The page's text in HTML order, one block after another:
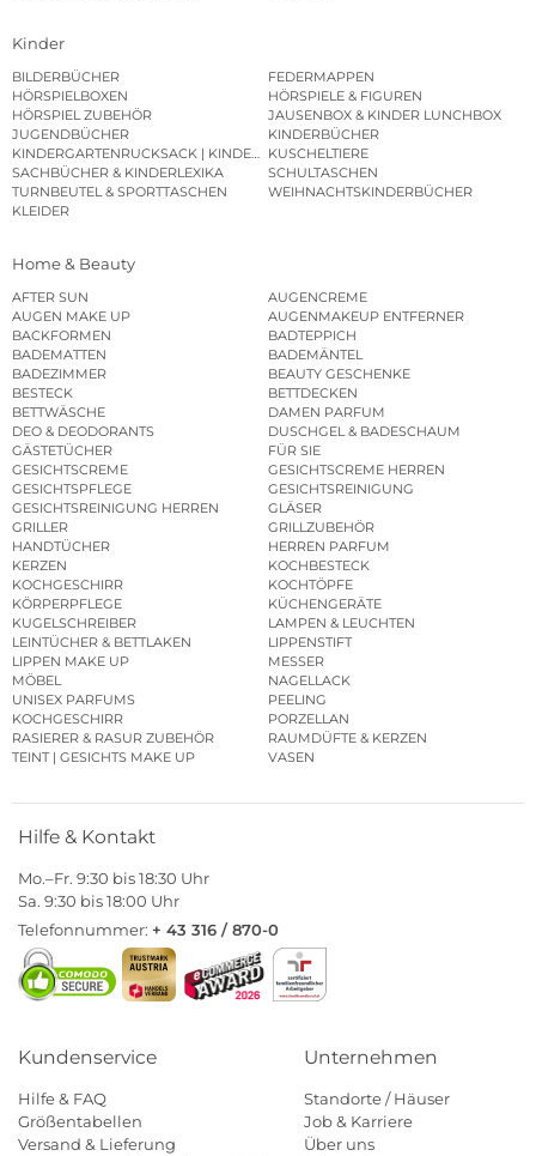
Kinder
BILDERBÜCHER
FEDERMAPPEN
HÖRSPIELBOXEN
HÖRSPIELE & FIGUREN
HÖRSPIEL ZUBEHÖR
JAUSENBOX & KINDER LUNCHBOX
JUGENDBÜCHER
KINDERBÜCHER
KINDERGARTENRUCKSACK | KINDERGARTENBEUTEL
KUSCHELTIERE
SACHBÜCHER & KINDERLEXIKA
SCHULTASCHEN
TURNBEUTEL & SPORTTASCHEN
WEIHNACHTSKINDERBÜCHER
KLEIDER
Home & Beauty
AFTER SUN
AUGENCREME
AUGEN MAKE UP
AUGENMAKEUP ENTFERNER
BACKFORMEN
BADTEPPICH
BADEMATTEN
BADEMÄNTEL
BADEZIMMER
BEAUTY GESCHENKE
BESTECK
BETTDECKEN
BETTWÄSCHE
DAMEN PARFUM
DEO & DEODORANTS
DUSCHGEL & BADESCHAUM
GÄSTETÜCHER
FÜR SIE
GESICHTSCREME
GESICHTSCREME HERREN
GESICHTSPFLEGE
GESICHTSREINIGUNG
GESICHTSREINIGUNG HERREN
GLÄSER
GRILLER
GRILLZUBEHÖR
HANDTÜCHER
HERREN PARFUM
KERZEN
KOCHBESTECK
KOCHGESCHIRR
KOCHTÖPFE
KÖRPERPFLEGE
KÜCHENGERÄTE
KUGELSCHREIBER
LAMPEN & LEUCHTEN
LEINTÜCHER & BETTLAKEN
LIPPENSTIFT
LIPPEN MAKE UP
MESSER
MÖBEL
NAGELLACK
UNISEX PARFUMS
PEELING
KOCHGESCHIRR
PORZELLAN
RASIERER & RASUR ZUBEHÖR
RAUMDÜFTE & KERZEN
TEINT | GESICHTS MAKE UP
VASEN
Hilfe & Kontakt
Mo.–Fr. 9:30 bis 18:30 Uhr
Sa. 9:30 bis 18:00 Uhr
Telefonnummer: + 43 316 / 870-0
Kundenservice
Hilfe & FAQ
Größentabellen
Versand & Lieferung
Unternehmen
Standorte / Häuser
Job & Karriere
Über uns